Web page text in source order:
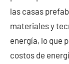
las casas
materiales y
energía, lo que
costos de